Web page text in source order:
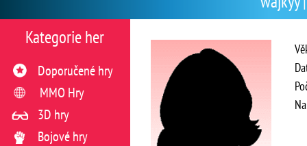
Kategorie her
Doporučené hry
MMO Hry
3D hry
Bojové hry